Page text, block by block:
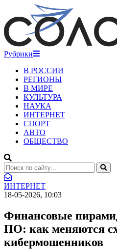
Рубрики
В РОССИИ
РЕГИОНЫ
В МИРЕ
КУЛЬТУРА
НАУКА
ИНТЕРНЕТ
СПОРТ
АВТО
ОБЩЕСТВО
ИНТЕРНЕТ
18-05-2026, 10:03
Финансовые
ПО: как меняются
кибермошенников